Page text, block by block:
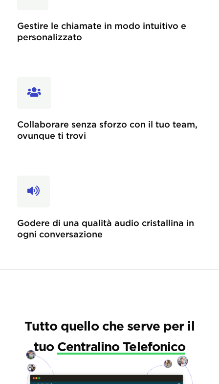
Gestire le chiamate in modo intuitivo e
personalizzato
Collaborare senza sforzo con il tuo team,
ovunque ti trovi
Godere di una qualità audio cristallina in
ogni conversazione
Tutto quello che serve per il
tuo Centralino Telefonico